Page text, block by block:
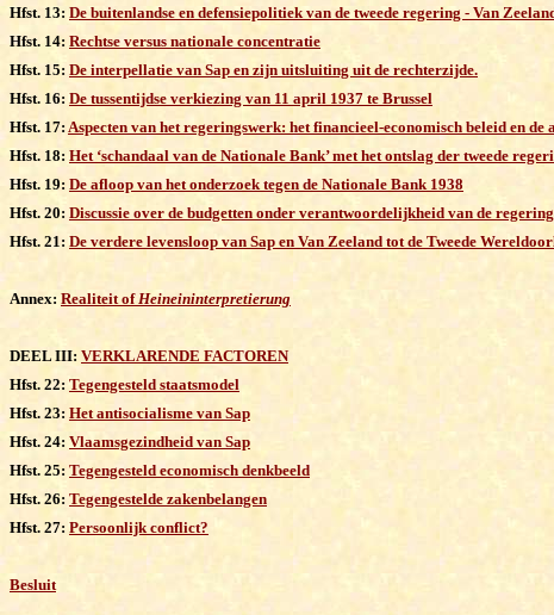
Hfst. 13: De buitenlandse en defensiepolitiek van de tweede regering - Van
Hfst. 14: Rechtse versus nationale concentratie
Hfst. 15: De interpellatie van Sap en zijn uitsluiting uit de rechterzijde.
Hfst. 16: De tussentijdse verkiezing van 11 april 1937 te Brussel
Hfst. 17: Aspecten van het regeringswerk: het financieel-economisch beleid en de
Hfst. 18: Het ‘schandaal van de Nationale Bank’ met het ontslag der tweede
Hfst. 19: De afloop van het onderzoek tegen de Nationale Bank 1938
Hfst. 20: Discussie over de budgetten onder verantwoordelijkheid van de
Hfst. 21: De verdere levensloop van Sap en Van Zeeland tot de Tweede
Annex: Realiteit ofHeineininterpretierung
DEEL III: VERKLARENDE FACTOREN
Hfst. 22: Tegengesteld staatsmodel
Hfst. 23: Het antisocialisme van Sap
Hfst. 24: Vlaamsgezindheid van Sap
Hfst. 25: Tegengesteld economisch denkbeeld
Hfst. 26: Tegengestelde zakenbelangen
Hfst. 27: Persoonlijk conflict?
Besluit